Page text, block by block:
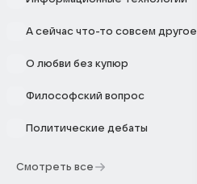
А сейчас что-то совсем другое
О любви без купюр
Философский вопрос
Политические дебаты
Смотреть все